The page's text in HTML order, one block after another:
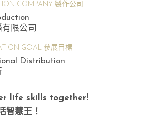
COMPANY 製作公司
限公司
GOAL 參展目標
Distribution
life skills together!
智慧王！